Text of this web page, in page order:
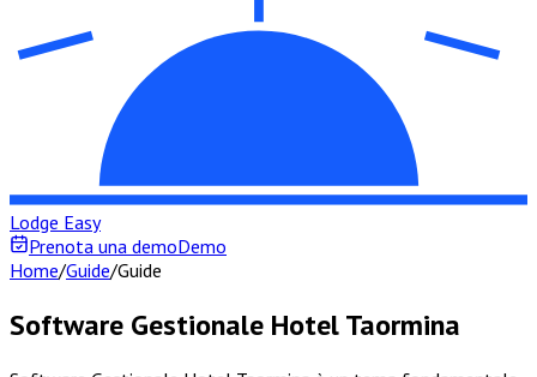
Lodge Easy
Prenota una demoDemo
Home/Guide/Guide
Software Gestionale Hotel Taormina